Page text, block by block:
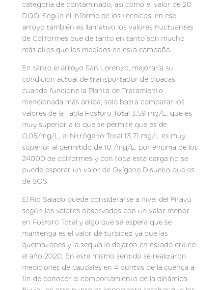
categoría de contaminado, así como el valor de 20
DQO. Según el informe de los técnicos, en ese
arroyo también es llamativo los valores fluctuantes
de Coliformes que de tanto en tanto son mucho
más altos que los medidos en esta campaña.
En tanto el arroyo San Lorenzo, mejoraría su
condición actual de transportador de cloacas,
cuando funcione la Planta de Tratamiento
mencionada más arriba, solo basta comparar los
valores de la Tabla Fosforo Total 3,59 mg/L, que es
muy superior a lo que se permite que es de
0,05/mg/L, el Nitrógeno Total 13,71 mg/L es muy
superior al permitido de 10 /mg/L, por encima de los
24000 de coliformes y con toda esta carga no se
puede esperar un valor de Oxígeno Disuelto que es
de SOS.
El Río Salado puede considerarse a nivel del Pirayú
según los valores observados con un valor menor
en Fosforo Total y algo que se espera que se
mantenga es el valor de turbidez ya que las
quemazones y la sequía lo dejaron en estado crítico
el año 2020. En este mismo sentido se realizaron
mediciones de caudales en 4 puntos de la cuenca a
fin de conocer el comportamiento de la dinámica